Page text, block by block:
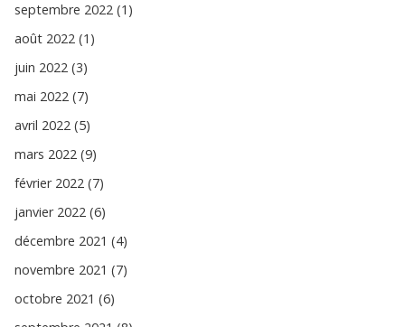
septembre 2022 (1)
août 2022 (1)
juin 2022 (3)
mai 2022 (7)
avril 2022 (5)
mars 2022 (9)
février 2022 (7)
janvier 2022 (6)
décembre 2021 (4)
novembre 2021 (7)
octobre 2021 (6)